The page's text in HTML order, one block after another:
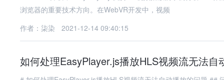
浏览器的重要技术方向。在WebVR开发中，视频
作者：柒染
2021-12-14 09:40:15
如何处理EasyPlayer.js播放HLS视频流无法自